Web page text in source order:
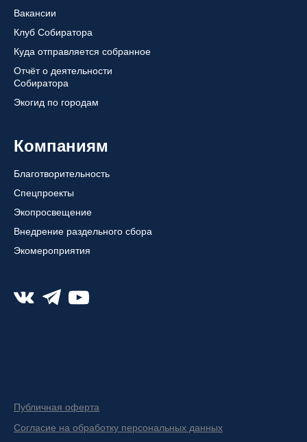
Вакансии
Клуб Собиратора
Куда отправляется собранное
Отчёт о деятельности
Собиратора
Экогид по городам
Компаниям
Благотворительность
Спецпроекты
Экопросвещение
Внедрение раздельного сбора
Экомероприятия
Публичная оферта
Согласие на обработку персональных данных